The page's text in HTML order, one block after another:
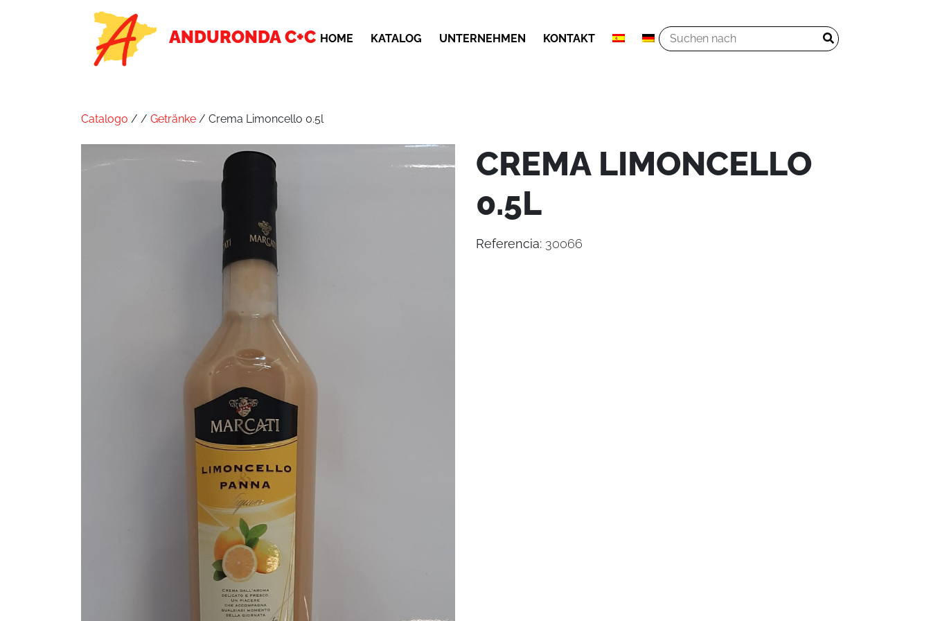
ANDURONDA C+C HOME KATALOG UNTERNEHMEN KONTAKT
Catalogo / / Getränke / Crema Limoncello 0.5l
CREMA LIMONCELLO
0.5L
Referencia: 30066